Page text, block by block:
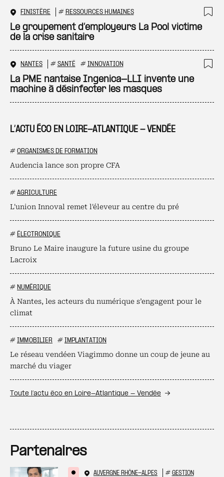
L’ACTU ÉCO EN LOIRE-ATLANTIQUE - VENDÉE
# ORGANISMES DE FORMATION
Audencia lance son propre CFA
# AGRICULTURE
L'union Innoval remet l'éleveur au centre du pré
# ÉLECTRONIQUE
Bruno Le Maire inaugure la future usine du groupe
Lacroix
# NUMÉRIQUE
À Nantes, les acteurs du numérique s’engagent pour le
climat
# IMMOBILIER # IMPLANTATION
Le réseau vendéen Viagimmo donne un coup de jeune au
marché du viager
Toute l’actu éco en Loire-Atlantique - Vendée
FINISTÈRE # RESSOURCES HUMAINES
Le groupement d’employeurs La Pool victime
de la crise sanitaire
NANTES # SANTÉ # INNOVATION
La PME nantaise Ingenica-LLI invente une
machine à désinfecter les masques
Partenaires
AUVERGNE RHÔNE-ALPES # GESTION